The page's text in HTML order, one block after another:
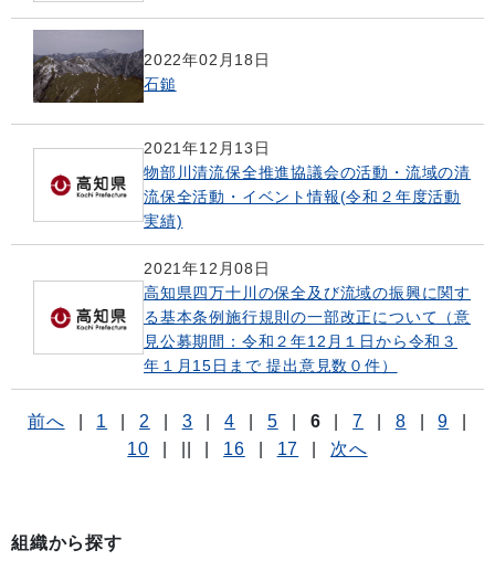
2022年02月18日
石鎚
2021年12月13日
物部川清流保全推進協議会の活動・流域の清
流保全活動・イベント情報(令和２年度活動
実績)
2021年12月08日
高知県四万十川の保全及び流域の振興に関す
る基本条例施行規則の一部改正について（意
見公募期間：令和２年12月１日から令和３
年１月15日まで 提出意見数０件）
前へ 1 2 3 4 5 6 7 8 9
10
16 17 次へ
組織から探す